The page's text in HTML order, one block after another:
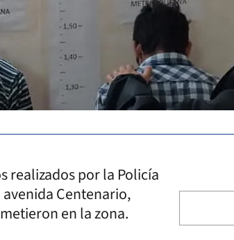
realizados por la Policía
Centenario,
en la zona.